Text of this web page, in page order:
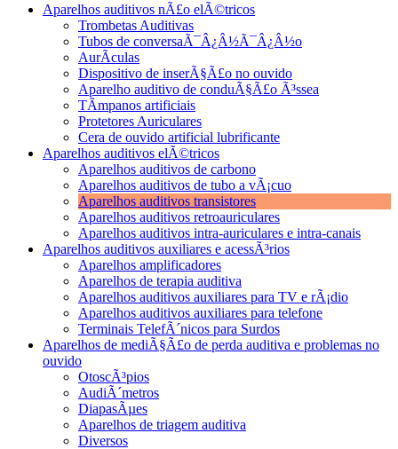
Aparelhos auditivos nÃ£o elÃ©tricos
Trombetas Auditivas
Tubos de conversaÃ¯Â¿Â½Ã¯Â¿Â½o
AurÃ­culas
Dispositivo de inserÃ§Ã£o no ouvido
Aparelho auditivo de conduÃ§Ã£o Ã³ssea
TÃ­mpanos artificiais
Protetores Auriculares
Cera de ouvido artificial lubrificante
Aparelhos auditivos elÃ©tricos
Aparelhos auditivos de carbono
Aparelhos auditivos de tubo a vÃ¡cuo
Aparelhos auditivos transistores
Aparelhos auditivos retroauriculares
Aparelhos auditivos intra-auriculares e intra-canais
Aparelhos auditivos auxiliares e acessÃ³rios
Aparelhos amplificadores
Aparelhos de terapia auditiva
Aparelhos auditivos auxiliares para TV e rÃ¡dio
Aparelhos auditivos auxiliares para telefone
Terminais TelefÃ´nicos para Surdos
Aparelhos de mediÃ§Ã£o de perda auditiva e problemas no
ouvido
OtoscÃ³pios
AudiÃ´metros
DiapasÃµes
Aparelhos de triagem auditiva
Diversos